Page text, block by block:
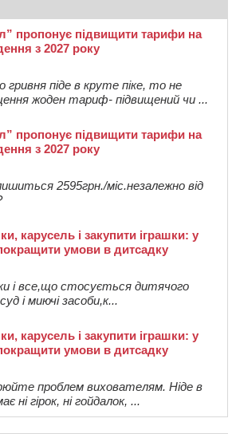
пропонує підвищити тарифи на
з 2027 року
гривня піде в круте піке, то не
жоден тариф- підвищений чи ...
пропонує підвищити тарифи на
з 2027 року
2595грн./міс.незалежно від
карусель і закупити іграшки: у
умови в дитсадку
і все,що стосується дитячого
і миючі засоби,к...
карусель і закупити іграшки: у
умови в дитсадку
проблем вихователям. Ніде в
ні гірок, ні гойдалок, ...